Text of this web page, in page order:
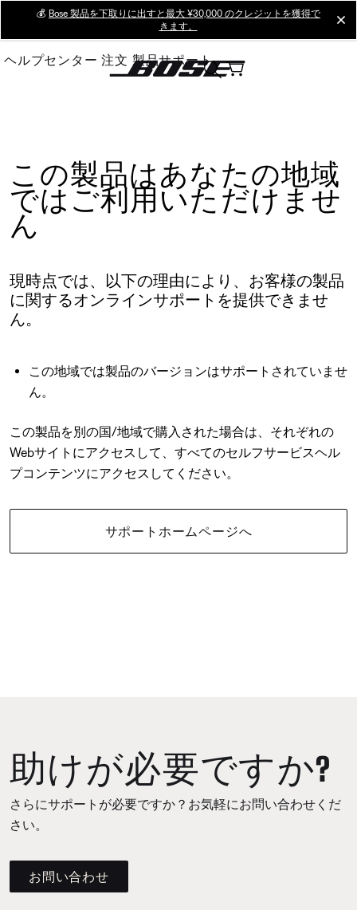
Main
💰 Bose 製品を下取りに出すと最大 ¥30,000 のクレジットを獲得で
きます。
ヘルプセンター 注文 製品サポート
この製品はあなたの地域
ではご利用いただけませ
ん
現時点では、以下の理由により、お客様の製品
に関するオンラインサポートを提供できませ
ん。
この地域では製品のバージョンはサポートされていませ
ん。
この製品を別の国/地域で購入された場合は、それぞれの
Webサイトにアクセスして、すべてのセルフサービスヘル
プコンテンツにアクセスしてください。
サポートホームページへ
助けが必要ですか?
さらにサポートが必要ですか？お気軽にお問い合わせくだ
さい。
お問い合わせ